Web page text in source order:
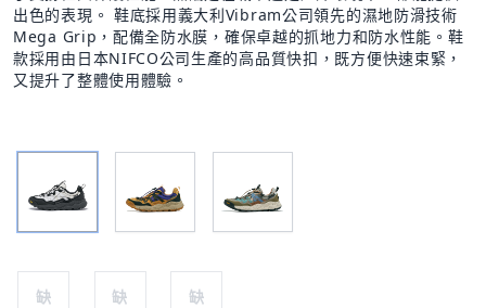
出色的表現。 鞋底採用義大利Vibram公司領先的濕地防滑技術
Mega Grip，配備全防水膜，確保卓越的抓地力和防水性能。鞋
款採用由日本NIFCO公司生產的高品質快扣，既方便快速束緊，
又提升了整體使用體驗。
缺 缺 缺